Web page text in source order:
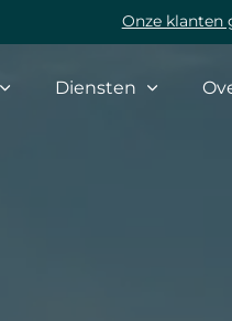
Onze klanten
Diensten